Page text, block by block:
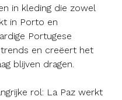
in kleding die zowel
in Porto en
Portugese
en creëert het
blijven dragen.
rol: La Paz werkt